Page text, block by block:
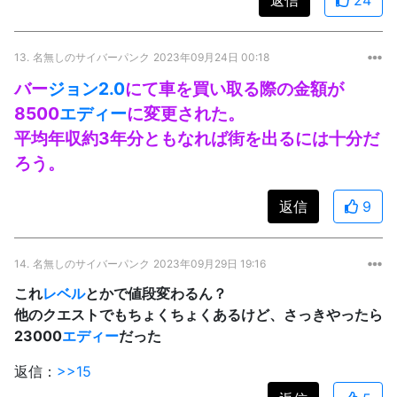
13. 名無しのサイバーパンク 2023年09月24日 00:18
バージョン2.0にて車を買い取る際の金額が
8500エディーに変更された。
平均年収約3年分ともなれば街を出るには十分だ
ろう。
返信 9
14. 名無しのサイバーパンク 2023年09月29日 19:16
これレベルとかで値段変わるん？
他のクエストでもちょくちょくあるけど、さっきやったら
23000エディーだった
返信： >>15